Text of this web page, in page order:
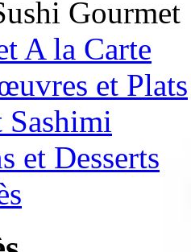
Gourmet
A la Carte
et Plats
Sashimi
et Desserts